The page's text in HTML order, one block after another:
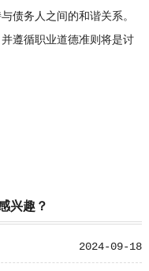
债务人之间的和谐关系。
遵循职业道德准则将是讨
兴趣？
2024-09-18